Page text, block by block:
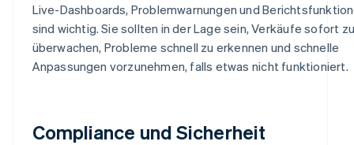
Live-Dashboards, Problemwarnungen und
sind wichtig. Sie sollten in der Lage sein, Verkäufe sofort zu
überwachen, Probleme schnell zu erkennen und schnelle
Anpassungen vorzunehmen, falls etwas nicht funktioniert.
Compliance und Sicherheit